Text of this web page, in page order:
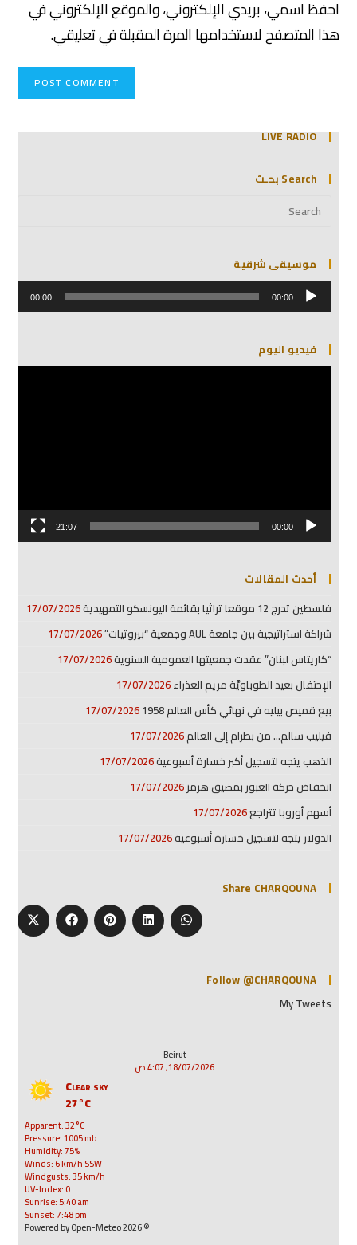
احفظ اسمي، بريدي الإلكتروني، والموقع الإلكتروني في
هذا المتصفح لاستخدامها المرة المقبلة في تعليقي.
LIVE RADIO
Search بحـث
موسيقى شرقية
مشغل
الصوت 00:00
00:00
فيديو اليوم
مشغل
00:00
21:07
أحدث المقالات
فلسطين تدرج 12 موقعا تراثيا بقائمة اليونسكو التمهيدية
17/07/2026
شراكة استراتيجية بين جامعة AUL وجمعية “بيروتيات”
17/07/2026
“كاريتاس لبنان” عقدت جمعيتها العمومية السنوية17/07/2026
الإحتفال بعيد الطوباويَّة مريم العذراء17/07/2026
بيع قميص بيليه في نهائي كأس العالم 1958
17/07/2026
فيليب سالم… من بطرام إلى العالم17/07/2026
الذهب يتجه لتسجيل أكبر خسارة أسبوعية17/07/2026
انخفاض حركة العبور بمضيق هرمز17/07/2026
أسهم أوروبا تتراجع17/07/2026
الدولار يتجه لتسجيل خسارة أسبوعية17/07/2026
Share CHARQOUNA
Follow @CHARQOUNA
My Tweets
Beirut
18/07/2026, 4:07 ص
Clear sky
27°C
Apparent: 32°C
Pressure: 1005 mb
Humidity: 75%
Winds: 6 km/h SSW
Windgusts: 35 km/h
UV-Index: 0
Sunrise: 5:40 am
Sunset: 7:48 pm
© 2026 Powered by Open-Meteo